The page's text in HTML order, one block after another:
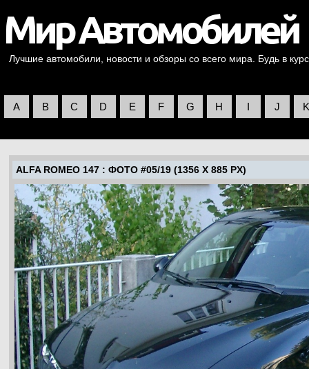
Лучшие автомобили, новости и обзоры со всего мира. Будь в
A B C D E F G H I J K
ALFA ROMEO 147 : ФОТО #05/19 (1356 X 885 PX)